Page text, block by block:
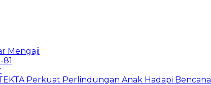
Mengaji
Perkuat Perlindungan Anak Hadapi Bencana